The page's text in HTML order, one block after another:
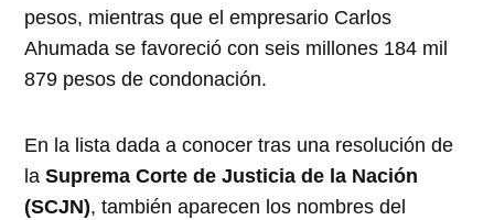
pesos, mientras que el empresario Carlos
Ahumada se favoreció con seis millones 184 mil
879 pesos de condonación.
En la lista dada a conocer tras una resolución de
laSuprema Corte de Justicia de la Nación
(SCJN), también aparecen los nombres del